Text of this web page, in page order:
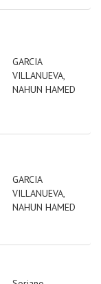
GARCIA
VILLANUEVA,
NAHUN HAMED
GARCIA
VILLANUEVA,
NAHUN HAMED